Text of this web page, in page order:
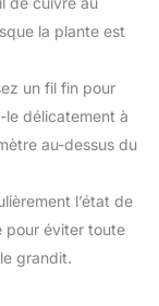
la plante est
un fil fin pour
le délicatement à
au-dessus du
l’état de
pour éviter toute
grandit.